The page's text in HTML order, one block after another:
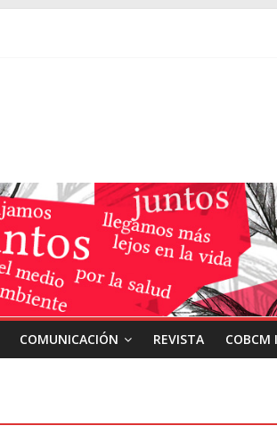
COMUNICACIÓN REVISTA COBCM